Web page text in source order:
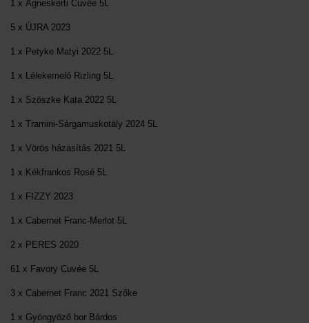
1 x Ágneskerti Cuvée 5L
5 x ÚJRA 2023
1 x Petyke Matyi 2022 5L
1 x Lélekemelő Rizling 5L
1 x Szöszke Kata 2022 5L
1 x Tramini-Sárgamuskotály 2024 5L
1 x Vörös házasítás 2021 5L
1 x Kékfrankos Rosé 5L
1 x FIZZY 2023
1 x Cabernet Franc-Merlot 5L
2 x PERES 2020
61 x Favory Cuvée 5L
3 x Cabernet Franc 2021 Szőke
1 x Gyöngyöző bor Bárdos